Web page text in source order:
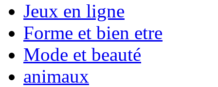
Jeux en ligne
Forme et bien etre
Mode et beauté
animaux